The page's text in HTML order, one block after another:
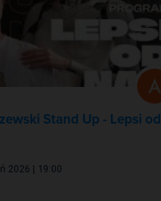
Stand Up - Lepsi od
2026 | 19:00